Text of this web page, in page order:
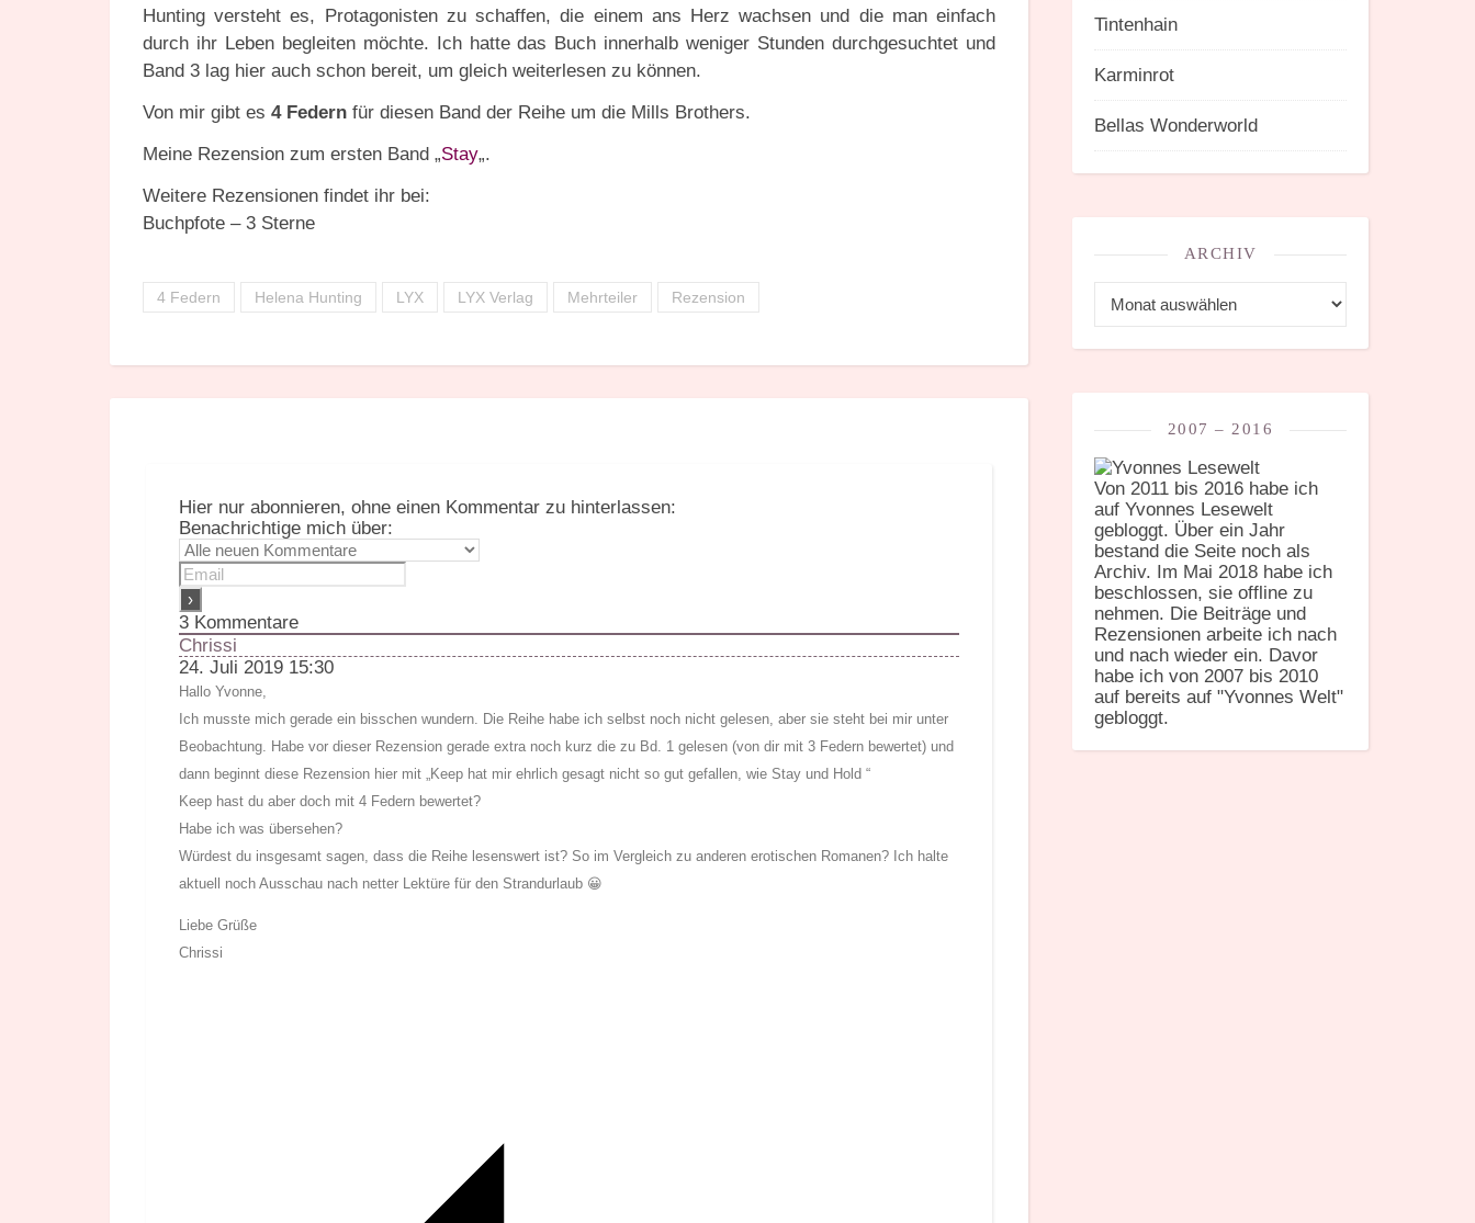
Hunting versteht es, Protagonisten zu schaffen, die einem ans Herz wachsen und die man einfach
durch ihr Leben begleiten möchte. Ich hatte das Buch innerhalb weniger Stunden durchgesuchtet und
Band 3 lag hier auch schon bereit, um gleich weiterlesen zu können.
Von mir gibt es 4 Federn für diesen Band der Reihe um die Mills Brothers.
Meine Rezension zum ersten Band „Stay„.
Weitere Rezensionen findet ihr bei:
Buchpfote – 3 Sterne
4 Federn Helena Hunting LYX LYX Verlag Mehrteiler Rezension
Hier nur abonnieren, ohne einen Kommentar zu hinterlassen:
Benachrichtige mich über:
3 Kommentare
Chrissi
24. Juli 2019 15:30
Hallo Yvonne,
Ich musste mich gerade ein bisschen wundern. Die Reihe habe ich selbst noch nicht gelesen, aber sie steht bei mir unter
Beobachtung. Habe vor dieser Rezension gerade extra noch kurz die zu Bd. 1 gelesen (von dir mit 3 Federn bewertet) und
dann beginnt diese Rezension hier mit „Keep hat mir ehrlich gesagt nicht so gut gefallen, wie Stay und Hold “
Keep hast du aber doch mit 4 Federn bewertet?
Habe ich was übersehen?
Würdest du insgesamt sagen, dass die Reihe lesenswert ist? So im Vergleich zu anderen erotischen Romanen? Ich halte
aktuell noch Ausschau nach netter Lektüre für den Strandurlaub 😀
Liebe Grüße
Chrissi
Tintenhain
Karminrot
Bellas Wonderworld
ARCHIV
2007 – 2016
Von 2011 bis 2016 habe ich
auf Yvonnes Lesewelt
gebloggt. Über ein Jahr
bestand die Seite noch als
Archiv. Im Mai 2018 habe ich
beschlossen, sie offline zu
nehmen. Die Beiträge und
Rezensionen arbeite ich nach
und nach wieder ein. Davor
habe ich von 2007 bis 2010
auf bereits auf "Yvonnes Welt"
gebloggt.